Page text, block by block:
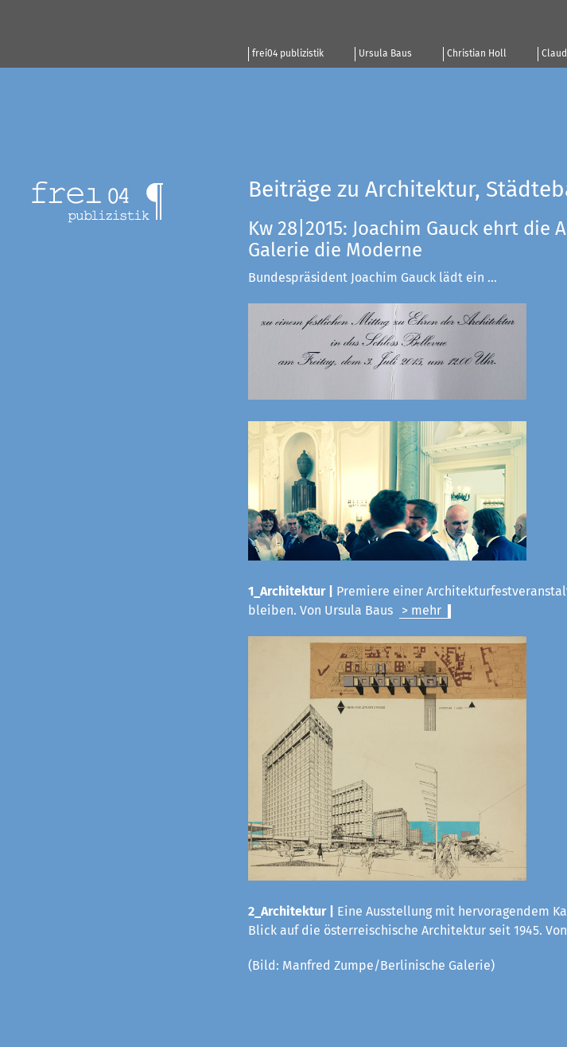
frei04 publizistik Ursula Baus Christian Holl
Beiträge zu Architektur,
Kw 28|2015: Joachim Gauck ehrt
Galerie die Moderne
Bundespräsident Joachim Gauck lädt ein ...
1_Architektur |
Premiere einer
bleiben. Von Ursula Baus
> mehr
2_Architektur |
Eine Ausstellung mit hervoragendem
Blick auf die österreischische Architektur seit 1945.
(Bild: Manfred Zumpe/Berlinische Galerie)